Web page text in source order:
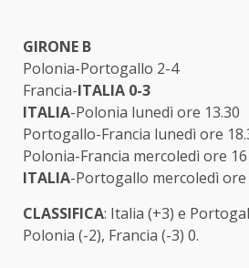
GIRONE B
Polonia-Portogallo 2-4
Francia-ITALIA 0-3
ITALIA-Polonia lunedì ore 13.30
Portogallo-Francia lunedì ore
Polonia-Francia mercoledì ore 16
ITALIA-Portogallo mercoledì ore
CLASSIFICA: Italia (+3) e
Polonia (-2), Francia (-3) 0.